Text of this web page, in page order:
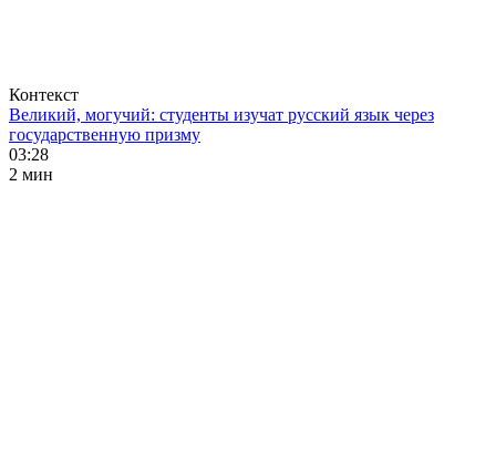
Контекст
Великий, могучий: студенты изучат русский язык через
государственную призму
03:28
2 мин